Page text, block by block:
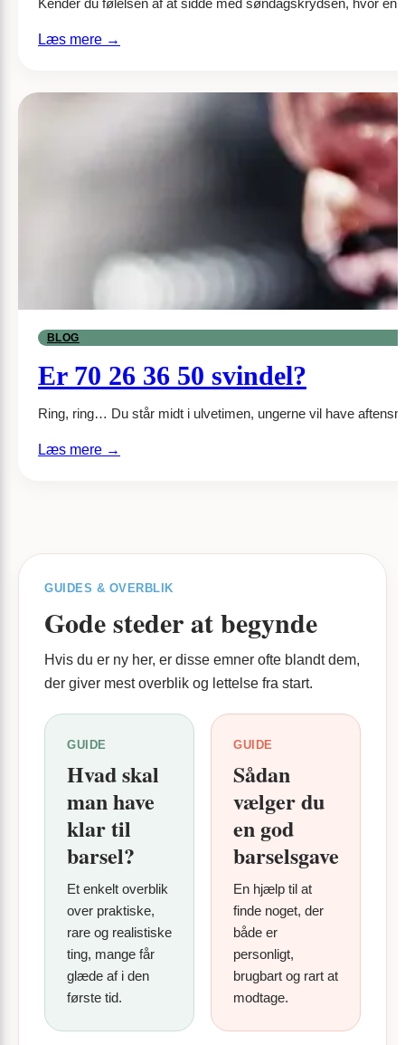
Kender du følelsen af at sidde med søndagskrydsen, hvor
Læs mere →
BLOG
Er 70 26 36 50 svindel?
Ring, ring… Du står midt i ulvetimen, ungerne vil have
Læs mere →
50
GUIDES & OVERBLIK
Gode steder at begynde
Hvis du er ny her, er disse emner ofte blandt dem,
der giver mest overblik og lettelse fra start.
GUIDE
Hvad skal
man have
klar til
barsel?
Et enkelt overblik
over praktiske,
rare og realistiske
ting, mange får
glæde af i den
første tid.
GUIDE
Sådan
vælger du
en god
barselsgave
En hjælp til at
finde noget, der
både er
personligt,
brugbart og rart at
modtage.